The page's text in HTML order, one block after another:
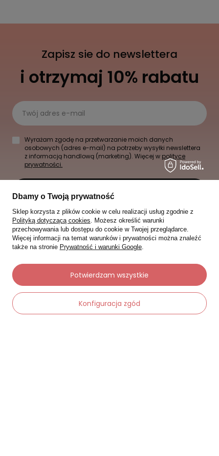
Zapisz sie do newslettera
i otrzymaj 10% rabatu
Twój adres e-mail
Wyrażam zgodę na przetwarzanie moich danych
osobowych (adres e-mail) na potrzeby wysyłki newslettera
z informacją handlową (marketing). Więcej w polityce
prywatności.
Zapisz się
Dbamy o Twoją prywatność
Sklep korzysta z plików cookie w celu realizacji usług zgodnie z
Polityką dotyczącą cookies. Możesz określić warunki
przechowywania lub dostępu do cookie w Twojej przeglądarce.
Więcej informacji na temat warunków i prywatności można znaleźć
także na stronie Prywatność i warunki Google.
Konfiguracja zgód
Potwierdzam wszystkie